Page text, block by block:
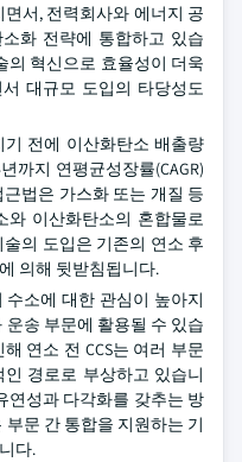
서, 전력회사와 에너지 공
화 전략에 통합하고 있습
의 혁신으로 효율성이 더욱
대규모 도입의 타당성도
전에 이산화탄소 배출량
까지 연평균성장률(CAGR)
법은 가스화 또는 개질 등
이산화탄소의 혼합물로
의 도입은 기존의 연소 후
의해 뒷받침됩니다.
소에 대한 관심이 높아지
송 부문에 활용될 수 있습
연소 전 CCS는 여러 부문
경로로 부상하고 있습니
연성과 다각화를 갖추는 방
문 간 통합을 지원하는 기
다.